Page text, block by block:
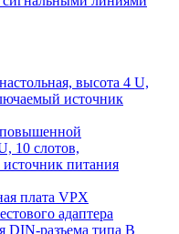
высота 4 U,
источник
10 слотов,
питания
плата VPX
адаптера
DIN-разъема типа B